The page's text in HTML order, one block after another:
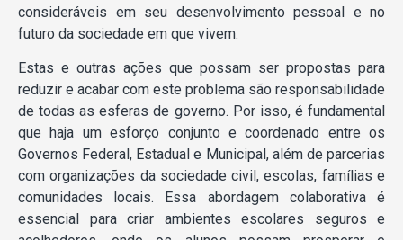
consideráveis em seu desenvolvimento pessoal e no
futuro da sociedade em que vivem.
Estas e outras ações que possam ser propostas para
reduzir e acabar com este problema são responsabilidade
de todas as esferas de governo. Por isso, é fundamental
que haja um esforço conjunto e coordenado entre os
Governos Federal, Estadual e Municipal, além de parcerias
com organizações da sociedade civil, escolas, famílias e
comunidades locais. Essa abordagem colaborativa é
essencial para criar ambientes escolares seguros e